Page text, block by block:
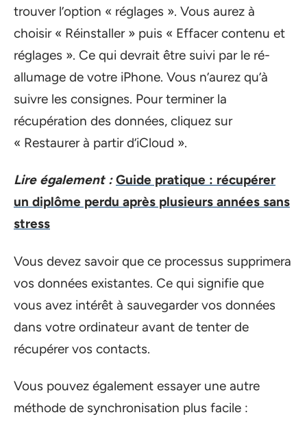
trouver l’option « réglages ». Vous aurez à
choisir « Réinstaller » puis « Effacer contenu et
réglages ». Ce qui devrait être suivi par le ré-
allumage de votre iPhone. Vous n’aurez qu’à
suivre les consignes. Pour terminer la
récupération des données, cliquez sur
« Restaurer à partir d’iCloud ».
Lire également : Guide pratique : récupérer
un diplôme perdu après plusieurs années sans
stress
Vous devez savoir que ce processus supprimera
vos données existantes. Ce qui signifie que
vous avez intérêt à sauvegarder vos données
dans votre ordinateur avant de tenter de
récupérer vos contacts.
Vous pouvez également essayer une autre
méthode de synchronisation plus facile :